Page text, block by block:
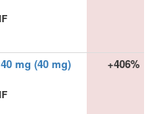
mg (40 mg) +406%